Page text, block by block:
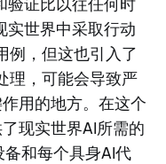
实世界中采取行动
例，但这也引入了
理，可能会导致严
用的地方。在这个
现实世界AI所需的
备和每个具身AI代